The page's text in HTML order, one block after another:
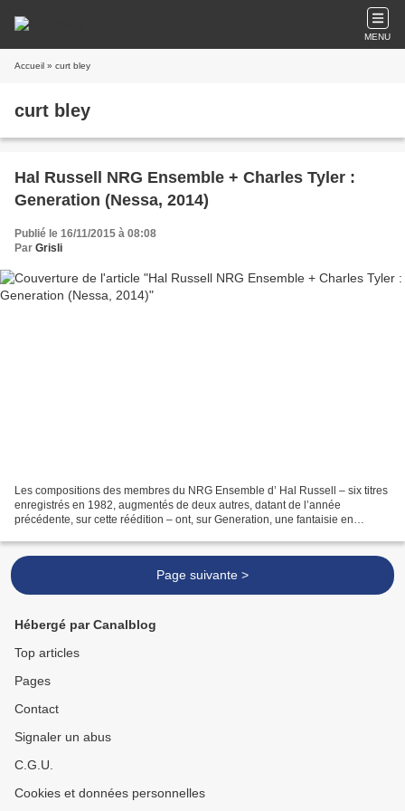
MENU
Accueil » curt bley
curt bley
Hal Russell NRG Ensemble + Charles Tyler :
Generation (Nessa, 2014)
Publié le 16/11/2015 à 08:08
Par Grisli
Les compositions des membres du NRG Ensemble d’ Hal Russell – six titres
enregistrés en 1982, augmentés de deux autres, datant de l’année
précédente, sur cette réédition – ont, sur Generation, une fantaisie en
Page suivante >
Hébergé par Canalblog
Top articles
Pages
Contact
Signaler un abus
C.G.U.
Cookies et données personnelles